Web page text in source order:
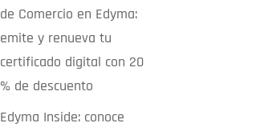
de Comercio en Edyma:
emite y renueva tu
certificado digital con 20
% de descuento
Edyma Inside: conoce